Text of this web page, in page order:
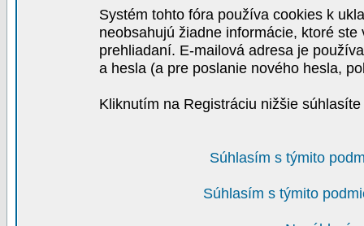
Systém tohto fóra používa cookies k
neobsahujú žiadne informácie, ktoré
prehliadaní. E-mailová adresa je
a hesla (a pre poslanie nového hesla,
Kliknutím na Registráciu nižšie
Súhlasím s týmito
Súhlasím s týmito